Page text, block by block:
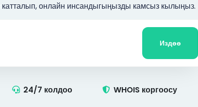
онлайн инсандыгыңызды камсыз кылыңыз.
Издөө
24/7 колдоо WHOIS коргоосу